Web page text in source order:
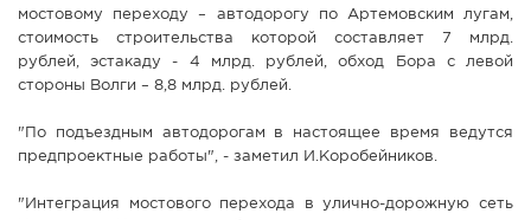
мостовому переходу – автодорогу по Артемовским лугам,
стоимость строительства которой составляет 7 млрд.
рублей, эстакаду - 4 млрд. рублей, обход Бора с левой
стороны Волги – 8,8 млрд. рублей.
"По подъездным автодорогам в настоящее время ведутся
предпроектные работы", - заметил И.Коробейников.
"Интеграция мостового перехода в улично-дорожную сеть